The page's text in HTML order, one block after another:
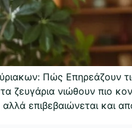
Πώς Επηρεάζουν
ζευγάρια νιώθουν πιο
αλλά επιβεβαιώνεται και